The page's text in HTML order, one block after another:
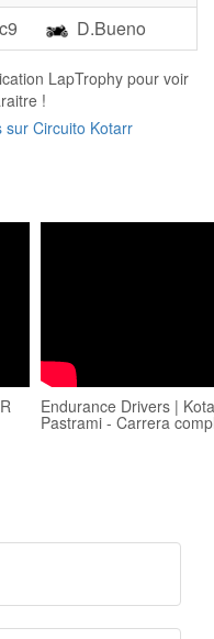
D.Bueno
LapTrophy pour voir
!
sur Circuito Kotarr
Endurance Drivers |
Pastrami - Carrera